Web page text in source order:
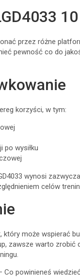
przez różne
pewność co do
korzyści, w tym:
po wysiłku
wynosi
celów
który może wspierać
zawsze warto